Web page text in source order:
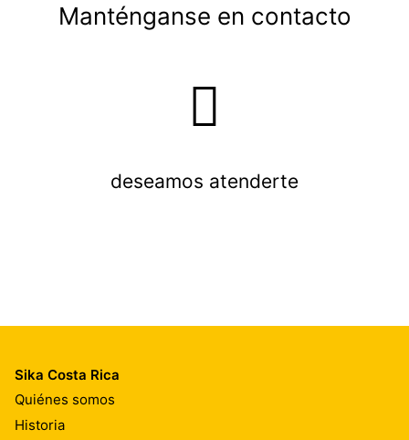
Manténganse en contacto
deseamos atenderte
Sika Costa Rica
Quiénes somos
Historia